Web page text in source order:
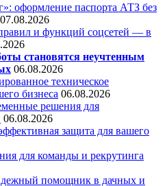
оформление паспорта АТЗ без
07.08.2026
и функций соцсетей — в
становятся неучтенным
06.08.2026
техническое
бизнеса 06.08.2026
решения для
06.08.2026
защита для вашего
для команды и рекрутинга
помощник в дачных и